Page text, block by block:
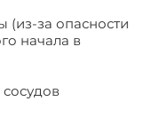
(из-за опасности
начала в